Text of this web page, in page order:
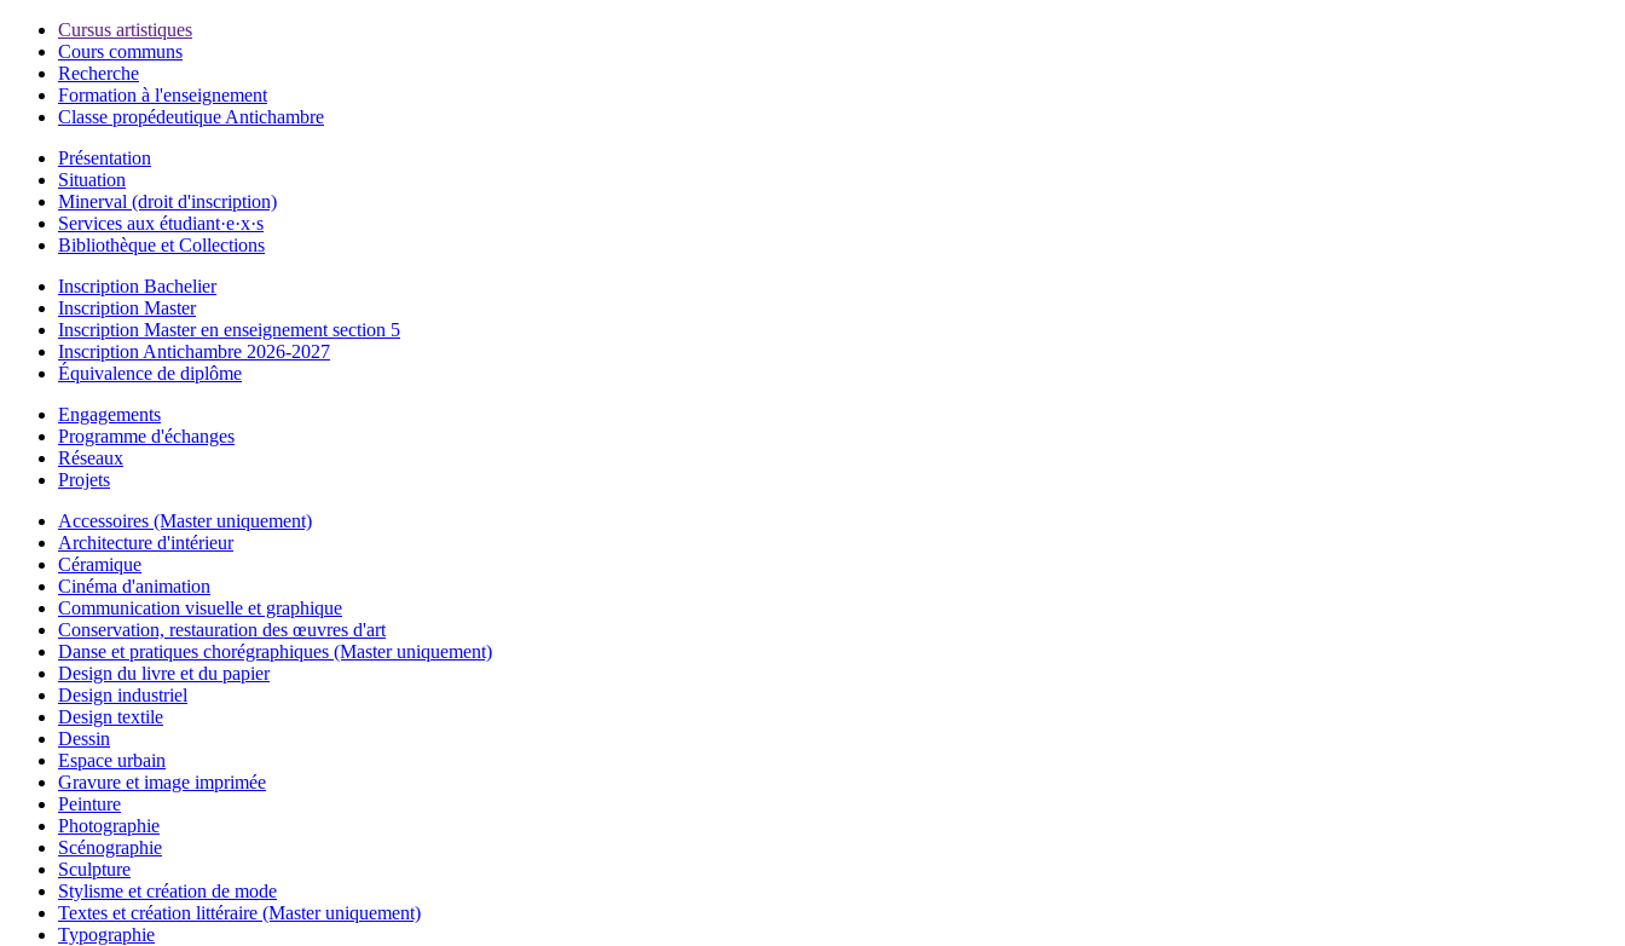
Cursus artistiques
Cours communs
Recherche
Formation à l'enseignement
Classe propédeutique Antichambre
Présentation
Situation
Minerval (droit d'inscription)
Services aux étudiant·e·x·s
Bibliothèque et Collections
Inscription Bachelier
Inscription Master
Inscription Master en enseignement section 5
Inscription Antichambre 2026-2027
Équivalence de diplôme
Engagements
Programme d'échanges
Réseaux
Projets
Accessoires (Master uniquement)
Architecture d'intérieur
Céramique
Cinéma d'animation
Communication visuelle et graphique
Conservation, restauration des œuvres d'art
Danse et pratiques chorégraphiques (Master uniquement)
Design du livre et du papier
Design industriel
Design textile
Dessin
Espace urbain
Gravure et image imprimée
Peinture
Photographie
Scénographie
Sculpture
Stylisme et création de mode
Textes et création littéraire (Master uniquement)
Typographie